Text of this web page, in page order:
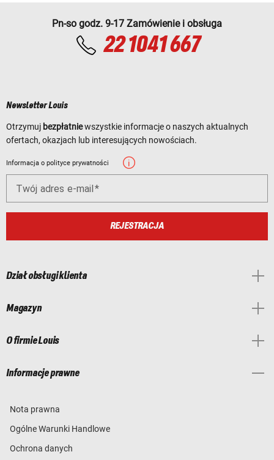
Pn-so godz. 9-17 Zamówienie i obsługa
22 1041 667
Newsletter Louis
Otrzymuj bezpłatniewszystkie informacje o naszych aktualnych
ofertach, okazjach lub interesujących nowościach.
Informacja o polityce prywatności
Twój adres e-mail
REJESTRACJA
Dział obsługi klienta
Magazyn
O firmie Louis
Informacje prawne
Nota prawna
Ogólne Warunki Handlowe
Ochrona danych